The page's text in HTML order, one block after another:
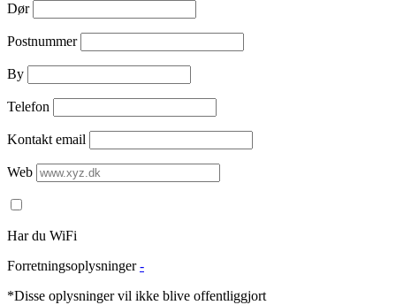
Dør
Postnummer
By
Telefon
Kontakt email
Web
Har du WiFi
Forretningsoplysninger -
*Disse oplysninger vil ikke blive offentliggjort